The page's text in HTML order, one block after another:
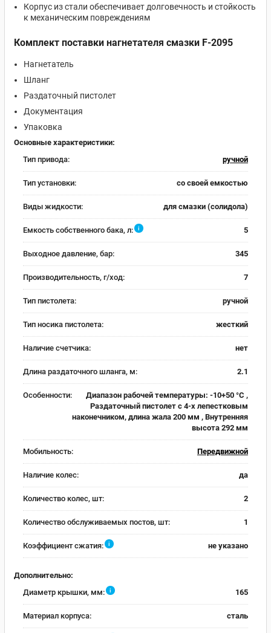
Корпус из стали обеспечивает долговечность и стойкость
к механическим повреждениям
Комплект поставки нагнетателя смазки F-2095
Нагнетатель
Шланг
Раздаточный пистолет
Документация
Упаковка
Основные характеристики:
Тип привода:
ручной
Тип установки: со своей емкостью
Виды жидкости: для смазки (солидола)
Емкость собственного бака, л: i 5
Выходное давление, бар: 345
Производительность, г/ход: 7
Тип пистолета: ручной
Тип носика пистолета: жесткий
Наличие счетчика: нет
Длина раздаточного шланга, м: 2.1
Особенности:
Диапазон рабочей температуры: -10+50 °C ,
Раздаточный пистолет с 4-х лепестковым
наконечником, длина жала 200 мм , Внутренняя
высота 292 мм
Мобильность: Передвижной
Наличие колес: да
Количество колес, шт: 2
Количество обслуживаемых постов, шт: 1
Коэффициент сжатия: i не указано
Дополнительно:
Диаметр крышки, мм:
i 165
Материал корпуса: сталь